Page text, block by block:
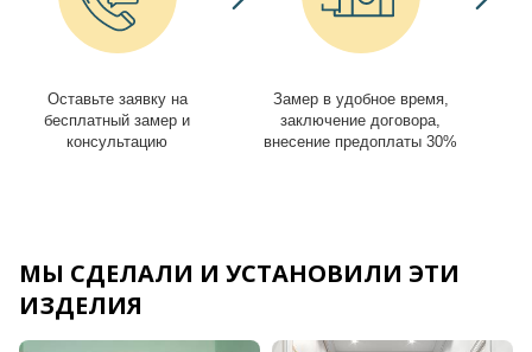
Оставьте заявку на
бесплатный замер и
консультацию
Замер в удобное время,
заключение договора,
внесение предоплаты 30%
МЫ СДЕЛАЛИ И УСТАНОВИЛИ ЭТИ
ИЗДЕЛИЯ